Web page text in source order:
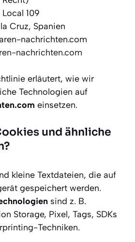
109
Cruz, Spanien
nachrichten.com
nachrichten.com
erläutert, wie wir
Technologien auf
einsetzen.
und ähnliche
kleine Textdateien, die auf
gespeichert werden.
sind z. B.
Storage, Pixel, Tags, SDKs
Techniken.